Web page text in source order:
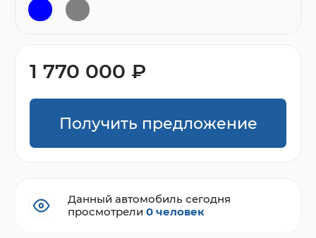
1 770 000 ₽
Получить предложение
Данный автомобиль сегодня
просмотрели0 человек